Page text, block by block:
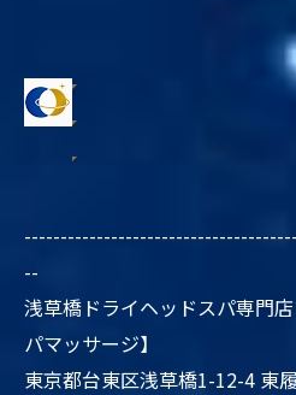
--
浅草橋ドライヘッドスパ専門
パマッサージ】
東京都台東区浅草橋1-12-4 東